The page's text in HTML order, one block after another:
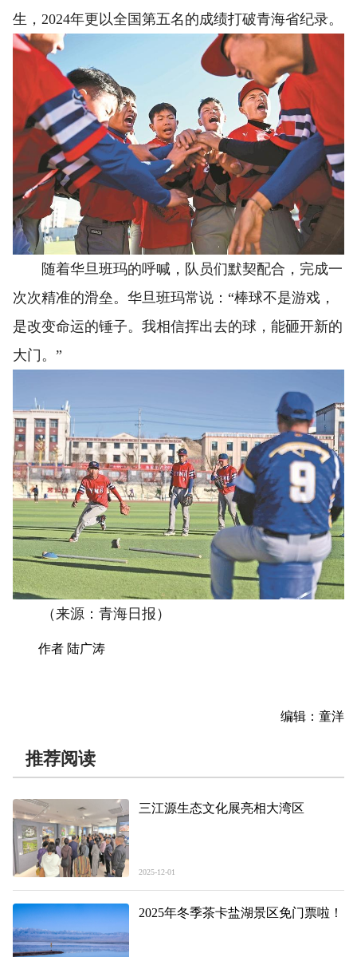
生，2024年更以全国第五名的成绩打破青海省纪录。
随着华旦班玛的呼喊，队员们默契配合，完成一
次次精准的滑垒。华旦班玛常说：“棒球不是游戏，
是改变命运的锤子。我相信挥出去的球，能砸开新的
大门。”
（来源：青海日报）
作者 陆广涛
编辑：童洋
推荐阅读
三江源生态文化展亮相大湾区
2025-12-01
2025年冬季茶卡盐湖景区免门票啦！